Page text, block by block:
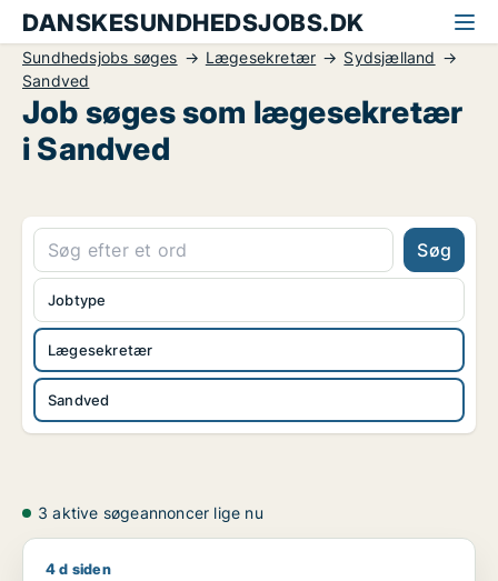
DANSKESUNDHEDSJOBS.DK
Sundhedsjobs søges Lægesekretær
Sydsjælland
Sandved
Job søges som lægesekretær
i Sandved
Søg
Lægesekretær
Sandved
Jobtype
3 aktive søgeannoncer lige nu
Gitte søger job som kommunikationsmedarbejder / kreativ
4 d siden